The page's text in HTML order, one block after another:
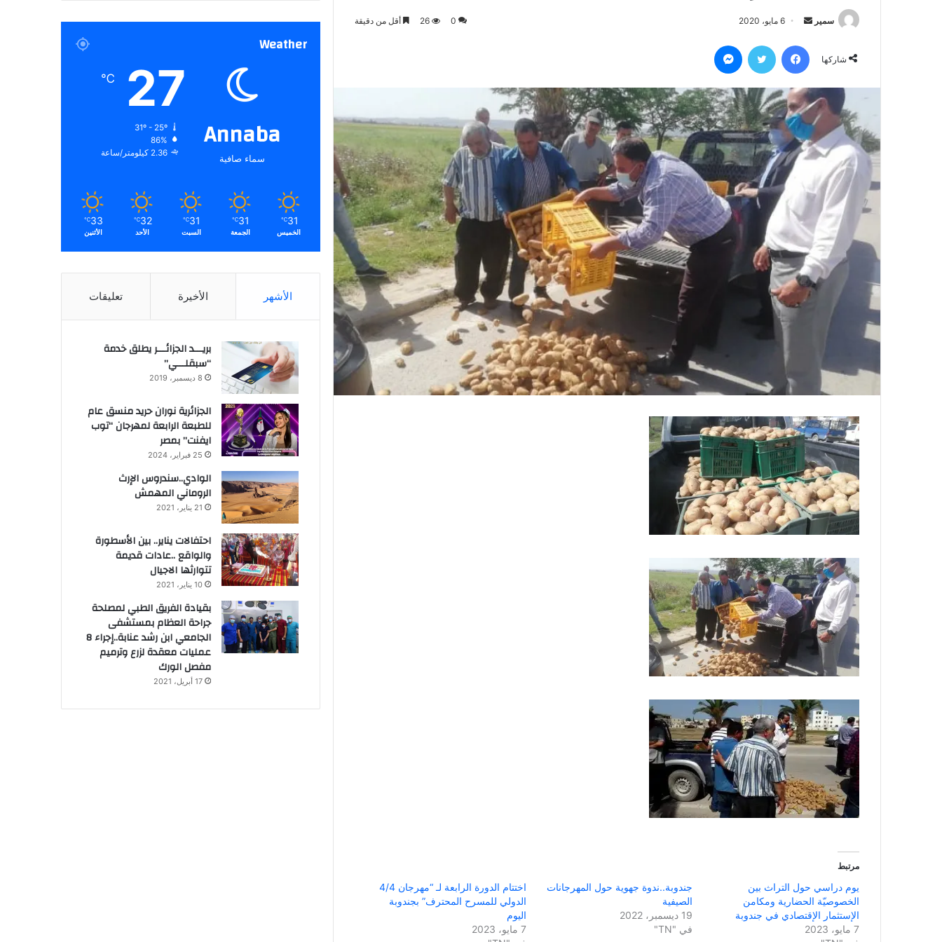
سمير
س
ل
ب
ر
ي
د
ا
ل
ت
ر
و
ن
ي
6 مايو، 2020 0
26 أقل من دقيقة
شاركها
مرتبط
يوم دراسي حول التراث بين
الخصوصيّة الحضارية ومكامن
الإستثمار الإقتصادي في جندوبة
7 مايو، 2023
جندوبة..ندوة جهوية حول المهرجانات
الصيفية
19 ديسمبر، 2022
في "TN"
اختتام الدورة الرابعة لـ “مهرجان 4/4
الدولي للمسرح المحترف” بجندوبة
اليوم
7 مايو، 2023
Weather
Annaba
سماء صافية
27
℃
31º - 25º
86%
2.36 كيلومتر/ساعة
31
℃
الخميس
31
℃
الجمعة
31
℃
السبت
32
℃
الأحد
33
℃
الأثنين
الأشهر الأخيرة تعليقات
بريـــد الجزائـــر يطلق خدمة
“سبقلـــي”
8 ديسمبر، 2019
الجزائرية نوران حريد منسق عام
للطبعة الرابعة لمهرجان “توب
ايفنت” بمصر
25 فبراير، 2024
الوادي..سندروس الإرث
الروماني المهمش
21 يناير، 2021
احتفالات يناير.. بين الأسطورة
والواقع ..عادات قديمة
تتوارثها الاجيال
10 يناير، 2021
بقيادة الفريق الطبي لمصلحة
جراحة العظام بمستشفى
الجامعي ابن رشد عنابة..إجراء 8
عمليات معقدة لزرع وترميم
مفصل الورك
17 أبريل، 2021